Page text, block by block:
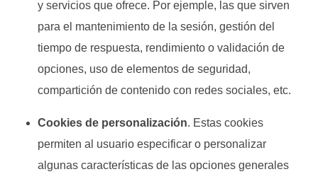
y servicios que ofrece. Por ejemple, las que sirven
para el mantenimiento de la sesión, gestión del
tiempo de respuesta, rendimiento o validación de
opciones, uso de elementos de seguridad,
compartición de contenido con redes sociales, etc.
Cookies de personalización. Estas cookies
permiten al usuario especificar o personalizar
algunas características de las opciones generales